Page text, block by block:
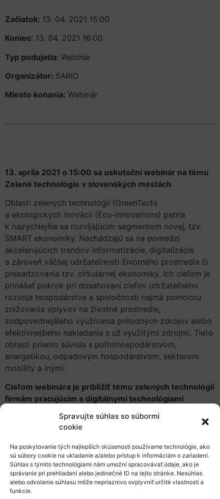
Spravujte súhlas so súbormi
cookie
Na poskytovanie tých najlepších skúseností používame technológie, ako
sú súbory cookie na ukladanie a/alebo prístup k informáciám o zariadení.
Súhlas s týmito technológiami nám umožní spracovávať údaje, ako je
správanie pri prehliadaní alebo jedinečné ID na tejto stránke. Nesúhlas
alebo odvolanie súhlasu môže nepriaznivo ovplyvniť určité vlastnosti a
funkcie.
Začiatok: 13. 04. 2021 15:00
Koniec: 13. 04. 2021 16:00
Typ podujatia: Webinár
Organizátor: SARIO
Miesto konania: Webinár
13. apríla 2021 o 15:00 sa uskutoční webinár na tému
Zelené technológie v slovenských mestách.
Oblasti zelených technológií (GreenTech)
a ekologických inovácií (Eco-innovations) patria
k najrýchlejšie sa rozvíjajúcim segmentom novej, tzv.
SMART ekonomiky. Nachádzajú sa na pomedzí
akcelerujúcich trendov informatizácie, digitalizácie
a zároveň väčšej udržateľnosti životného prostredia či
presadzovania tzv. cirkulárnej ekonomiky. Ich cieľom je
prinášať pokrok pri dosahovaní cieľov udržateľného
rozvoja hospodárstva a spoločnosti najmä pomocou
znižovania vplyvov na životné prostredie,
zodpovednejšieho využívania prírodných zdrojov alebo
efektívnejšieho nakladania s už využitými zdrojmi. Tieto
oblasti priamo súvisia s poľnohospodárstvom,
energetikou, odpadovým hospodárstvom, sektorom
mobility a inými.
Cieľom webinára je priblížiť tému zelených technológií
firmám pracujúcim s digitálnymi technológiami
v príbuzných oblastiach a poukázať na možnosti,
akými vedia zužitkovať svoje skúsenosti a
sa však na tomto podujatí budeme venovať téme
aplikácie zelených technológií najmä v mestách
a obciach, ktoré plnia kľúčovú úlohu hlavných
zákazníkov a používateľov zelených technológií, keďže
priamo alebo prostredníctvom svojich podnikov